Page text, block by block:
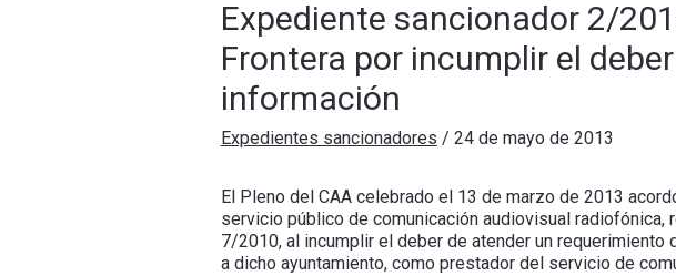
Expediente sancionador 2/
Frontera por incumplir el
información
Expedientes sancionadores / 24 de mayo de 2013
El Pleno del CAA celebrado el 13 de marzo de 2013
servicio público de comunicación audiovisual
7/2010, al incumplir el deber de atender un
a dicho ayuntamiento, como prestador del servicio de